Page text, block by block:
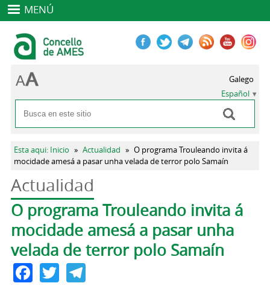
MENÚ
Formulario de búsqueda
Buscar
Galego
Español
Se encuentra usted aquí
Esta aqui: Inicio » Actualidad » O programa Trouleando invita á
mocidade amesá a pasar unha velada de terror polo Samaín
Actualidad
Solapas principales
O programa Trouleando invita á
mocidade amesá a pasar unha
velada de terror polo Samaín
Facebook
TwitterTelegram